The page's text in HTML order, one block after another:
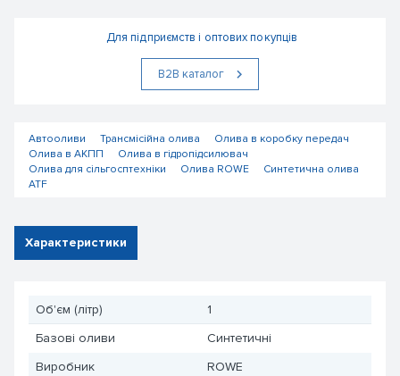
Для підприємств і оптових покупців
В2В каталог
Автооливи Трансмісійна олива
Олива в коробку передач
Олива в АКПП
Олива в гідропідсилювач
Олива для сільгосптехніки
Олива ROWE
Синтетична олива
ATF
Характеристики
Об'єм (літр)
1
Базові оливи
Синтетичні
Виробник
ROWE